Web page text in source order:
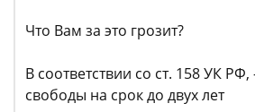
Что Вам за это грозит?
В соответствии со ст. 158 УК
свободы на срок до двух лет